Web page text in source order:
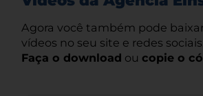
Agora você também pode
vídeos no seu site e redes sociais.
Faça o download ou copie o